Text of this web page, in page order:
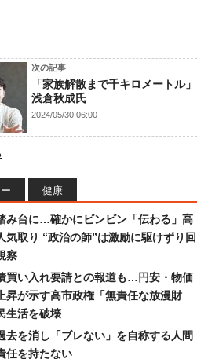
次の記事
「家族解散まで千キロメートル」
浅倉秋成氏
2024/05/30 06:00
健康
み台に…確かにビンビン「伝わる」高
気取り “政治の師”は激励に駆けずり回
察
買い入れ要請との報道も…円安・物価
昇が示す高市政権「無責任な放漫財
生活を破壊
去を消し「ブレない」を自称する人間
任を持たない